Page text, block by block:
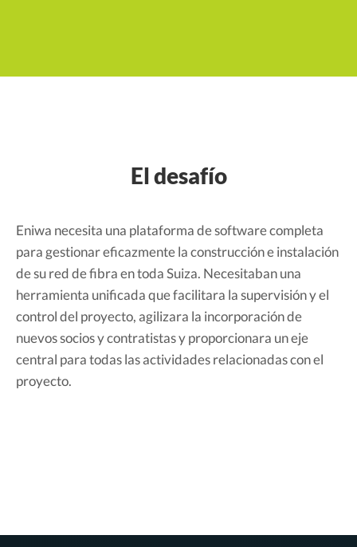
El desafío
Eniwa necesita una plataforma de software completa
para gestionar eficazmente la construcción e instalación
de su red de fibra en toda Suiza. Necesitaban una
herramienta unificada que facilitara la supervisión y el
control del proyecto, agilizara la incorporación de
nuevos socios y contratistas y proporcionara un eje
central para todas las actividades relacionadas con el
proyecto.